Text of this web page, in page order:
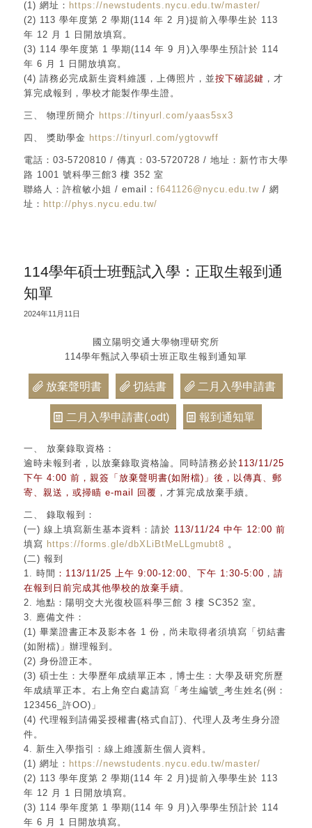
(1) 網址： https://newstudents.nycu.edu.tw/master/
(2) 113 學年度第 2 學期(114 年 2 月)提前入學學生於 113
年 12 月 1 日開放填寫。
(3) 114 學年度第 1 學期(114 年 9 月)入學學生預計於 114
年 6 月 1 日開放填寫。
(4) 請務必完成新生資料維護，上傳照片，並按下確認鍵 ，才
算完成報到，學校才能製作學生證。
三、 物理所簡介 https://tinyurl.com/yaas5sx3
四、 獎助學金 https://tinyurl.com/ygtovwff
電話：03-5720810 / 傳真：03-5720728 / 地址：新竹市大學
路 1001 號科學三館3 樓 352 室
聯絡人：許楦敏小姐 / email： f641126@nycu.edu.tw/ 網
址： http://phys.nycu.edu.tw/
114學年碩士班甄試入學：正取生報到通
知單
2024年11月11日
國立陽明交通大學物理研究所
114學年甄試入學碩士班正取生報到通知單
放棄聲明書 切結書 二月入學申請書
二月入學申請書(.odt) 報到通知單
一、 放棄錄取資格：
逾時未報到者，以放棄錄取資格論。同時請務必於113/11/25
下午 4:00 前，親簽「放棄聲明書(如附檔)」後，以傳真、郵
寄、親送，或掃瞄 e-mail 回覆 ，才算完成放棄手續。
二、 錄取報到：
(一) 線上填寫新生基本資料：請於 113/11/24 中午 12:00 前
填寫 https://forms.gle/dbXLiBtMeLLgmubt8 。
(二) 報到
1. 時間 ：113/11/25 上午 9:00-12:00、下午 1:30-5:00 ， 請
在報到日前完成其他學校的放棄手續 。
2. 地點： 陽明交大光復校區科學三館 3 樓 SC352 室 。
3. 應備文件：
(1) 畢業證書正本及影本各 1 份，尚未取得者須填寫「切結書
(如附檔)」辦理報到。
(2) 身份證正本。
(3) 碩士生：大學歷年成績單正本，博士生：大學及研究所歷
年成績單正本。右上角空白處請寫「考生編號_考生姓名(例：
123456_許OO)」
(4) 代理報到請備妥授權書(格式自訂)、代理人及考生身分證
件。
4. 新生入學指引：線上維護新生個人資料。
(1) 網址： https://newstudents.nycu.edu.tw/master/
(2) 113 學年度第 2 學期(114 年 2 月)提前入學學生於 113
年 12 月 1 日開放填寫。
(3) 114 學年度第 1 學期(114 年 9 月)入學學生預計於 114
年 6 月 1 日開放填寫。